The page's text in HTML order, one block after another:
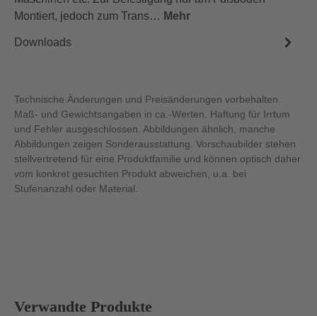
Montiert, jedoch zum Trans… Mehr
Downloads
Technische Änderungen und Preisänderungen vorbehalten.
Maß- und Gewichtsangaben in ca.-Werten. Haftung für Irrtum
und Fehler ausgeschlossen. Abbildungen ähnlich, manche
Abbildungen zeigen Sonderausstattung. Vorschaubilder stehen
stellvertretend für eine Produktfamilie und können optisch daher
vom konkret gesuchten Produkt abweichen, u.a. bei
Stufenanzahl oder Material.
Produktgalerie überspringen
Verwandte Produkte